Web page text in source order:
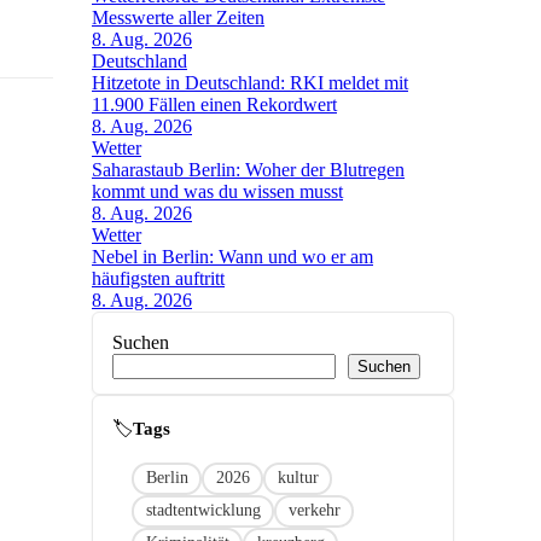
Messwerte aller Zeiten
8. Aug. 2026
Deutschland
Hitzetote in Deutschland: RKI meldet mit
11.900 Fällen einen Rekordwert
8. Aug. 2026
Wetter
Saharastaub Berlin: Woher der Blutregen
kommt und was du wissen musst
8. Aug. 2026
Wetter
Nebel in Berlin: Wann und wo er am
häufigsten auftritt
8. Aug. 2026
Suchen
Suchen
🏷
Berlin 2026Linkkultur
stadtentwicklung
verkehr